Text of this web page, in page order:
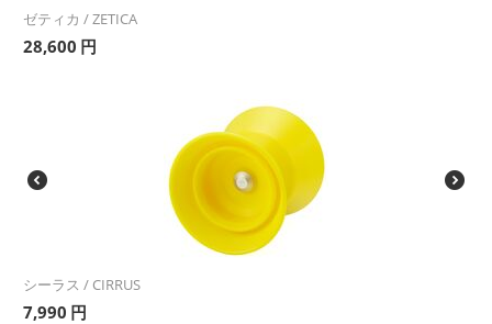
ゼティカ / ZETICA
28,600 円
シーラス / CIRRUS
7,990 円